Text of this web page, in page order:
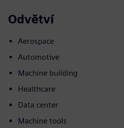
Odvětví
Aerospace
Automotive
Machine building
Healthcare
Data center
Machine tools